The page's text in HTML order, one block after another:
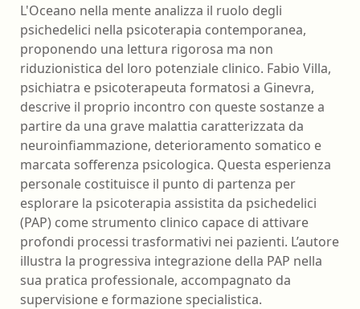
L'Oceano nella mente analizza il ruolo degli
psichedelici nella psicoterapia contemporanea,
proponendo una lettura rigorosa ma non
riduzionistica del loro potenziale clinico. Fabio Villa,
psichiatra e psicoterapeuta formatosi a Ginevra,
descrive il proprio incontro con queste sostanze a
partire da una grave malattia caratterizzata da
neuroinfiammazione, deterioramento somatico e
marcata sofferenza psicologica. Questa esperienza
personale costituisce il punto di partenza per
esplorare la psicoterapia assistita da psichedelici
(PAP) come strumento clinico capace di attivare
profondi processi trasformativi nei pazienti. L’autore
illustra la progressiva integrazione della PAP nella
sua pratica professionale, accompagnato da
supervisione e formazione specialistica.